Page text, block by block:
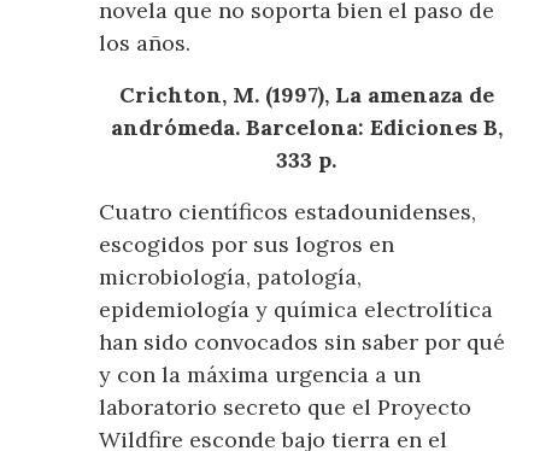
novela que no soporta bien el paso de
los años.
Crichton, M. (1997), La amenaza de
andrómeda. Barcelona: Ediciones B,
333 p.
Cuatro científicos estadounidenses,
escogidos por sus logros en
microbiología, patología,
epidemiología y química electrolítica
han sido convocados sin saber por qué
y con la máxima urgencia a un
laboratorio secreto que el Proyecto
Wildfire esconde bajo tierra en el